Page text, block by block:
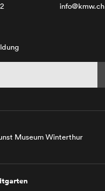
info@kmw.ch
Museum Winterthur